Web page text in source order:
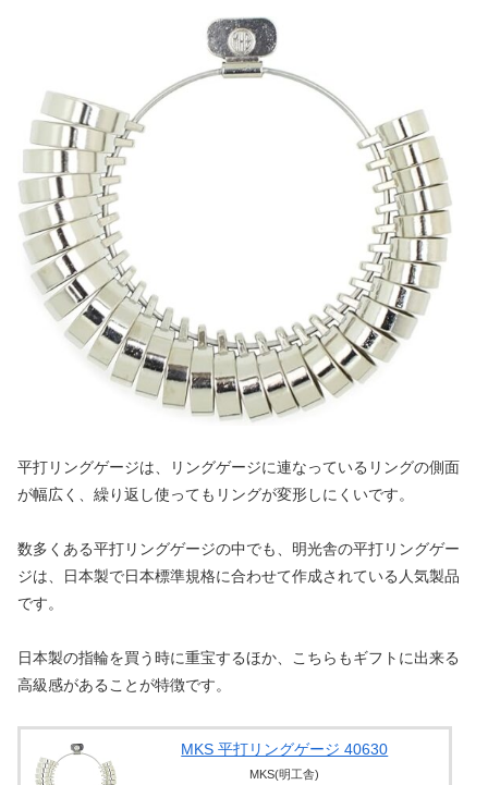
平打リングゲージは、リングゲージに連なっているリングの側面
が幅広く、繰り返し使ってもリングが変形しにくいです。
数多くある平打リングゲージの中でも、明光舎の平打リングゲー
ジは、日本製で日本標準規格に合わせて作成されている人気製品
です。
日本製の指輪を買う時に重宝するほか、こちらもギフトに出来る
高級感があることが特徴です。
MKS 平打リングゲージ 40630
MKS(明工舎)